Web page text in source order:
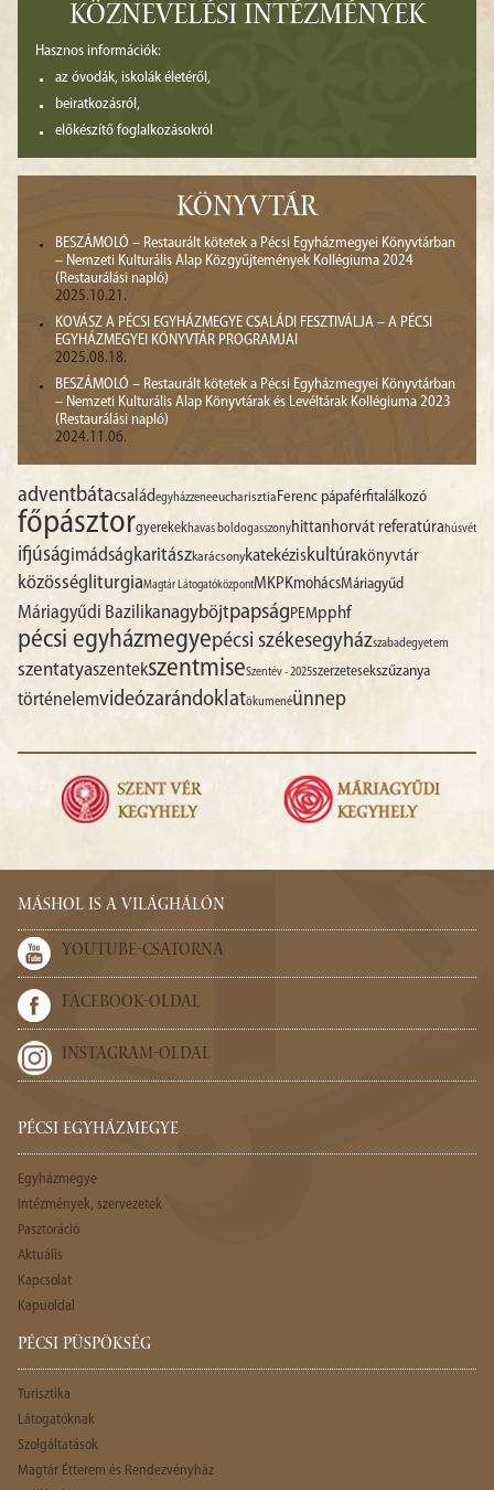
KÖZNEVELÉSI INTÉZMÉNYEK
Hasznos információk:
az óvodák, iskolák életéről,
beiratkozásról,
előkészítő foglalkozásokról
KÖNYVTÁR
BESZÁMOLÓ – Restaurált kötetek a Pécsi Egyházmegyei Könyvtárban
– Nemzeti Kulturális Alap Közgyűjtemények Kollégiuma 2024
(Restaurálási napló)
2025.10.21.
KOVÁSZ A PÉCSI EGYHÁZMEGYE CSALÁDI FESZTIVÁLJA – A PÉCSI
EGYHÁZMEGYEI KÖNYVTÁR PROGRAMJAI
2025.08.18.
BESZÁMOLÓ – Restaurált kötetek a Pécsi Egyházmegyei Könyvtárban
– Nemzeti Kulturális Alap Könyvtárak és Levéltárak Kollégiuma 2023
(Restaurálási napló)
2024.11.06.
adventbátacsaládegyházzeneeucharisztiaFerenc pápaférfitalálkozó
főpásztorgyerekekhavas boldogasszonyhittanhorvát referatúrahúsvét
ifjúságimádságkaritászkarácsonykatekéziskultúrakönyvtár
közösségliturgiaMagtár LátogatóközpontMKPKmohácsMáriagyűd
Máriagyűdi BazilikanagyböjtpapságPEMpphf
pécsi egyházmegyepécsi székesegyházszabadegyetem
szentatyaszentekszentmiseSzentév - 2025szerzetesekszűzanya
történelemvideózarándoklatökumenéünnep
MÁSHOL IS A VILÁGHÁLÓN
YOUTUBE-CSATORNA
FACEBOOK-OLDAL
INSTAGRAM-OLDAL
PÉCSI EGYHÁZMEGYE
Egyházmegye
Intézmények, szervezetek
Pasztoráció
Aktuális
Kapcsolat
Kapuoldal
PÉCSI PÜSPÖKSÉG
Turisztika
Látogatóknak
Szolgáltatások
Magtár Étterem és Rendezvényház